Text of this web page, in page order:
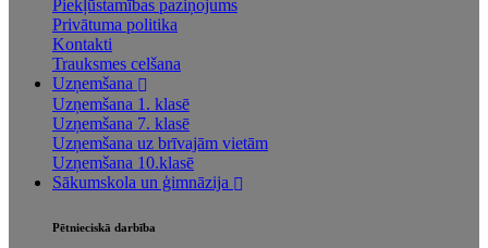
Piekļūstamības paziņojums
Privātuma politika
Kontakti
Trauksmes celšana
Uzņemšana
Uzņemšana 1. klasē
Uzņemšana 7. klasē
Uzņemšana uz brīvajām vietām
Uzņemšana 10.klasē
Sākumskola un ģimnāzija
Pētnieciskā darbība